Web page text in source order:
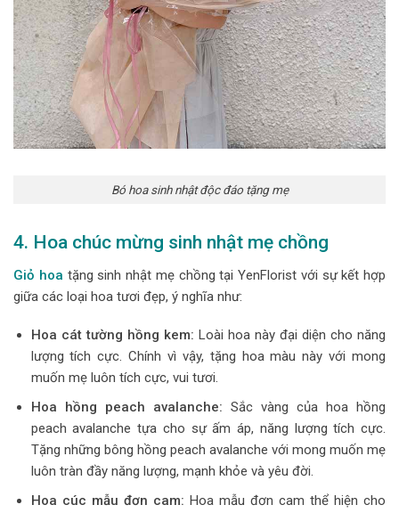
Bó hoa sinh nhật độc đáo tặng mẹ
4. Hoa chúc mừng sinh nhật mẹ chồng
Giỏ hoa tặng sinh nhật mẹ chồng tại YenFlorist với sự kết hợp
giữa các loại hoa tươi đẹp, ý nghĩa như:
Hoa cát tường hồng kem: Loài hoa này đại diện cho năng
lượng tích cực. Chính vì vậy, tặng hoa màu này với mong
muốn mẹ luôn tích cực, vui tươi.
Hoa hồng peach avalanche: Sắc vàng của hoa hồng
peach avalanche tựa cho sự ấm áp, năng lượng tích cực.
Tặng những bông hồng peach avalanche với mong muốn mẹ
luôn tràn đầy năng lượng, mạnh khỏe và yêu đời.
Hoa cúc mẫu đơn cam: Hoa mẫu đơn cam thể hiện cho